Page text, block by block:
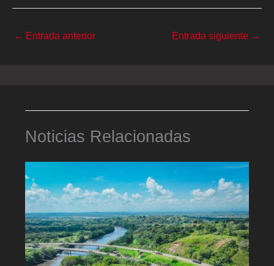
← Entrada anterior Entrada siguiente →
Noticias Relacionadas